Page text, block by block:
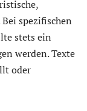
spezifischen
stets ein
werden. Texte
oder